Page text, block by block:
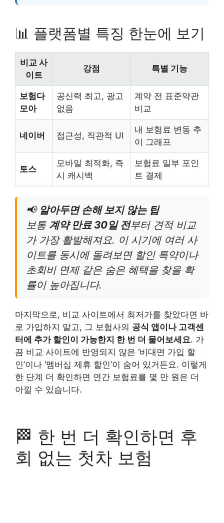
📊 플랫폼별 특징 한눈에 보기
비교 사
이트
강점 특별 기능
보험다
모아
공신력 최고, 광고
없음
계약 전 표준약관
비교
네이버 접근성, 직관적 UI
내 보험료 변동 추
이 그래프
토스
모바일 최적화, 즉
시 캐시백
보험료 일부 포인
트 결제
📢 알아두면 손해 보지 않는 팁
보통 계약 만료 30일 전부터 견적 비교
가 가장 활발해져요. 이 시기에 여러 사
이트를 동시에 돌려보면 할인 특약이나
초회비 면제 같은 숨은 혜택을 찾을 확
률이 높아집니다.
마지막으로, 비교 사이트에서 최저가를 찾았다면 바
로 가입하지 말고, 그 보험사의 공식 앱이나 고객센
터에 추가 할인이 가능한지 한 번 더 물어보세요. 가
끔 비교 사이트에 반영되지 않은 ‘비대면 가입 할
인’이나 ‘멤버십 제휴 할인’이 숨어 있거든요. 이렇게
한 단계 더 확인하면 연간 보험료를 몇 만 원은 더
아낄 수 있습니다.
🏁 한 번 더 확인하면 후
회 없는 첫차 보험